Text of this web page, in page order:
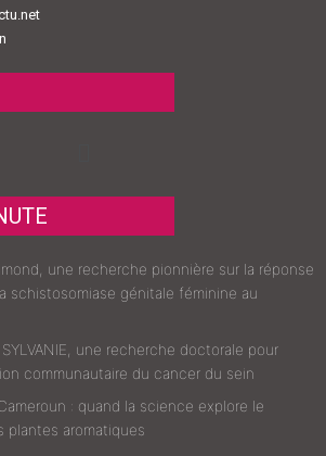
une recherche pionnière sur la réponse
schistosomiase génitale féminine au
une recherche doctorale pour
communautaire du cancer du sein
: quand la science explore le
aromatiques